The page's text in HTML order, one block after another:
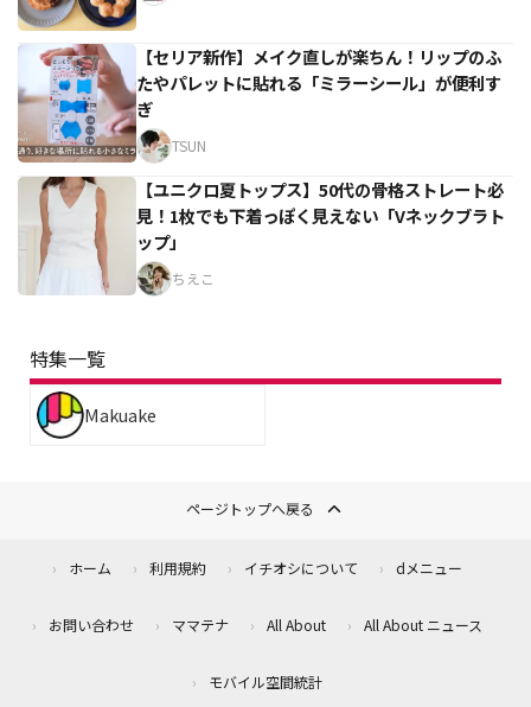
【セリア新作】メイク直しが楽ちん！リップのふ
たやパレットに貼れる「ミラーシール」が便利す
ぎ
TSUN
【ユニクロ夏トップス】50代の骨格ストレート必
見！1枚でも下着っぽく見えない「Vネックブラト
ップ」
ちえこ
特集一覧
Makuake
ページトップへ戻る
ホーム 利用規約 イチオシについて dメニュー
お問い合わせ ママテナ All About All About ニュース
モバイル空間統計